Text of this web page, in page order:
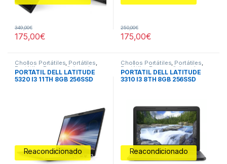
175,00€
349,00€
175,00€
250,00€
Chollos Portátiles, Portátiles,
Portátiles Reacondicionados
Todos los portátiles
Reacondicionado
PORTÁTIL DELL LATITUDE
5320 I3 11TH 8GB 256SSD
Chollos Portátiles, Portátiles,
Portátiles Reacondicionados
Todos los portátiles
Reacondicionado
PORTÁTIL DELL LATITUDE
3310 I3 8TH 8GB 256SSD